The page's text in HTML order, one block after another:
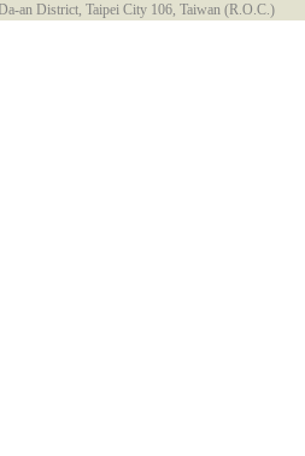
an District, Taipei City 106, Taiwan (R.O.C.)